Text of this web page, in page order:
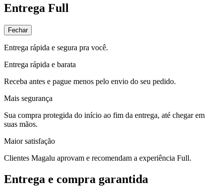
Entrega Full
Fechar
Entrega rápida e segura pra você.
Entrega rápida e barata
Receba antes e pague menos pelo envio do seu pedido.
Mais segurança
Sua compra protegida do início ao fim da entrega, até chegar em
suas mãos.
Maior satisfação
Clientes Magalu aprovam e recomendam a experiência Full.
Entrega e compra garantida